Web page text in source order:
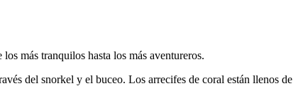
más tranquilos hasta los más aventureros.
del snorkel y el buceo. Los arrecifes de coral están llenos de